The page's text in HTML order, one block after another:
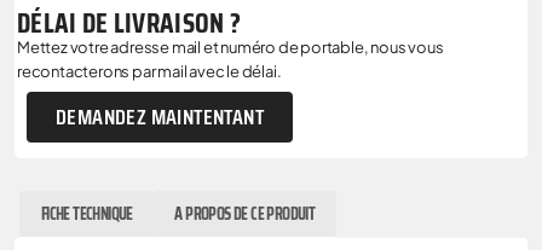
DÉLAI DE LIVRAISON ?
Mettez votre adresse mail et numéro de portable, nous vous
recontacterons par mail avec le délai.
DEMANDEZ MAINTENTANT
FICHE TECHNIQUE A PROPOS DE CE PRODUIT